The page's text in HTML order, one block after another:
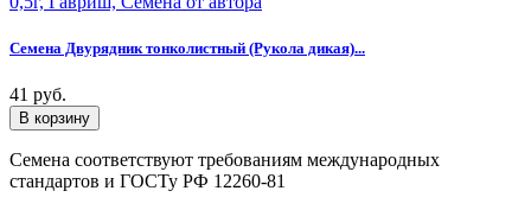
Семена Двурядник тонколистный (Рукола дикая)...
41 руб.
Семена соответствуют требованиям международных
стандартов и ГОСТу РФ 12260-81